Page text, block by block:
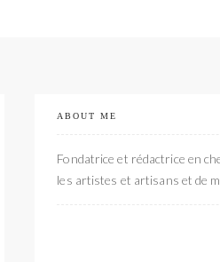
ABOUT ME
Fondatrice et rédactrice en
les artistes et artisans et de